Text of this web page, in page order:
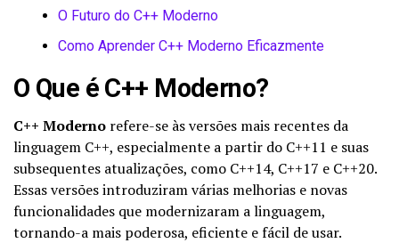
O Futuro do C++ Moderno
Como Aprender C++ Moderno Eficazmente
O Que é C++ Moderno?
C++ Moderno refere-se às versões mais recentes da
linguagem C++, especialmente a partir do C++11 e suas
subsequentes atualizações, como C++14, C++17 e C++20.
Essas versões introduziram várias melhorias e novas
funcionalidades que modernizaram a linguagem,
tornando-a mais poderosa, eficiente e fácil de usar.